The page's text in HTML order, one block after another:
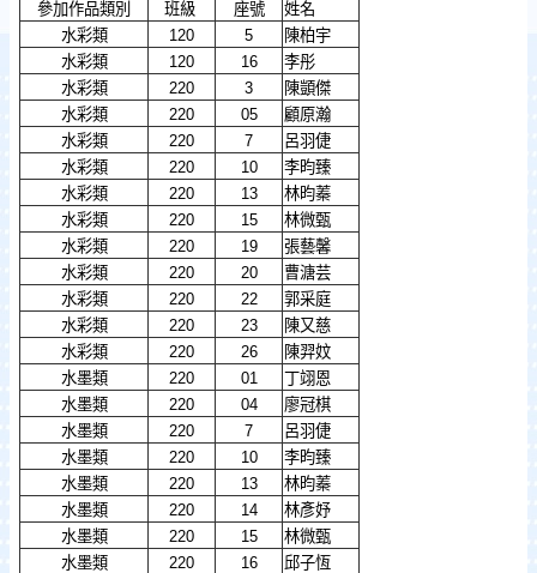
參加作品類別 班級 座號
姓名
水彩類
120 5
陳柏宇
水彩類
120 16
李彤
水彩類
220 3
陳顗傑
水彩類
220 05
顧原瀚
水彩類
220 7
呂羽倢
水彩類
220 10
李昀臻
水彩類
220 13
林昀蓁
水彩類
220 15
林微甄
水彩類
220 19
張藝馨
水彩類
220 20
曹溏芸
水彩類
220 22
郭采庭
水彩類
220 23
陳又慈
水彩類
220 26
陳羿妏
水墨類
220 01
丁翊恩
水墨類
220 04
廖冠棋
水墨類
220 7
呂羽倢
水墨類
220 10
李昀臻
水墨類
220 13
林昀蓁
水墨類
220 14
林彥妤
水墨類
220 15
林微甄
水墨類
220 16
邱子恆